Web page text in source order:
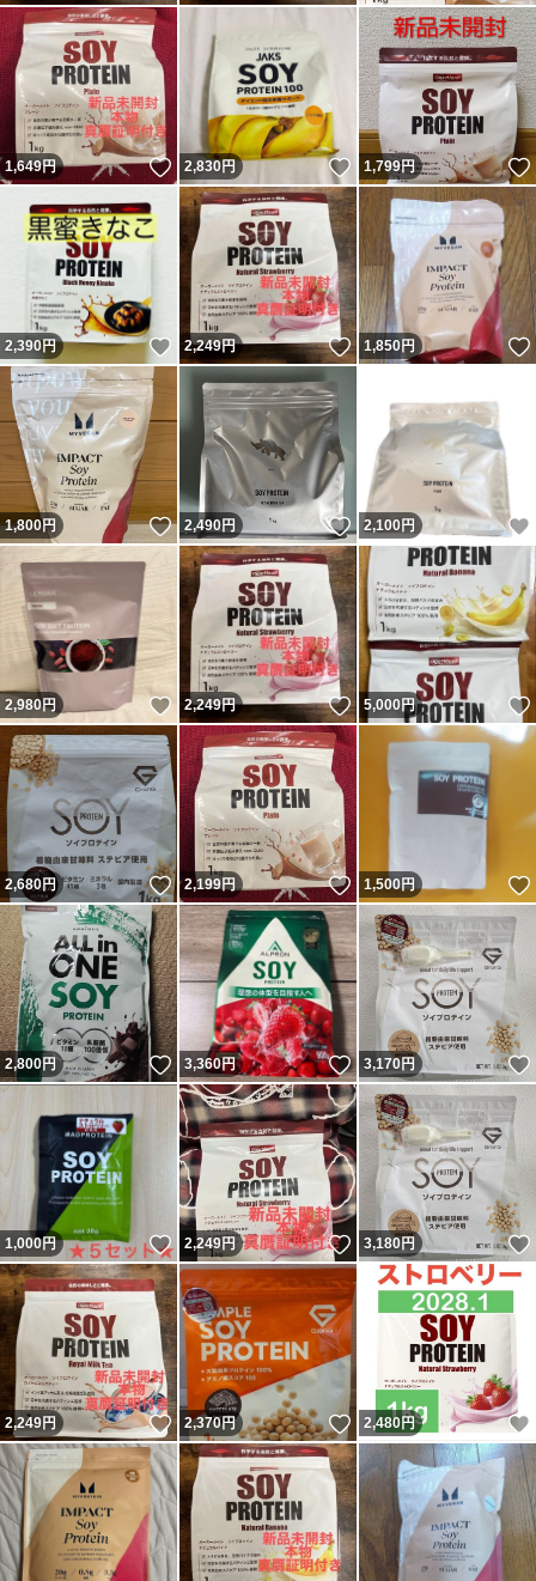
1,649円 いいね！
2,830円 いいね！
1,799円
2,390円 いいね！
2,249円 いいね！
1,850円
1,800円 いいね！
2,490円 いいね！
2,100円
2,980円 いいね！
2,249円 いいね！
5,000円
2,680円 いいね！
2,199円 いいね！
1,500円
2,800円 いいね！
3,360円 いいね！
3,170円
1,000円 いいね！
2,249円 いいね！
3,180円
2,249円 いいね！
2,370円 いいね！
2,480円